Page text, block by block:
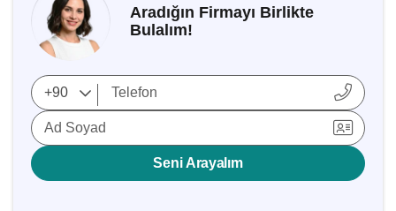
Aradığın Firmayı Birlikte
Bulalım!
Ad Soyad
Seni Arayalım